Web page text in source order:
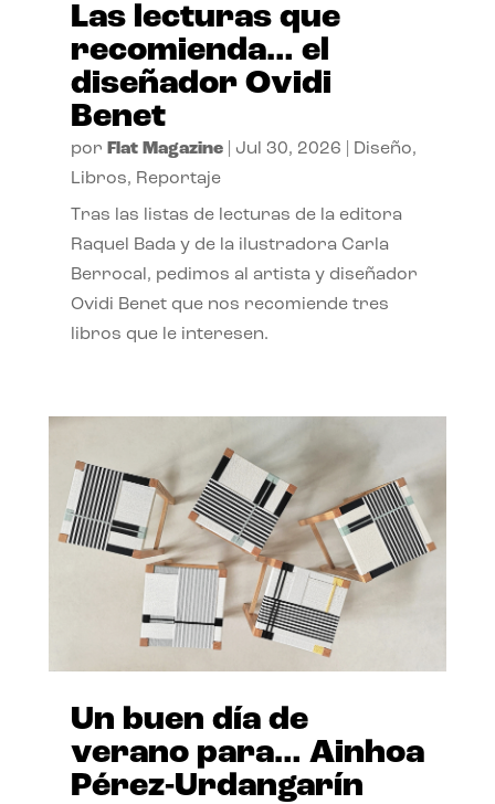
Las lecturas que
recomienda… el
diseñador Ovidi
Benet
por Flat Magazine| Jul 30, 2026 Diseño,
Libros, Reportaje
Tras las listas de lecturas de la editora
Raquel Bada y de la ilustradora Carla
Berrocal, pedimos al artista y diseñador
Ovidi Benet que nos recomiende tres
libros que le interesen.
Un buen día de
verano para… Ainhoa
Pérez-Urdangarín